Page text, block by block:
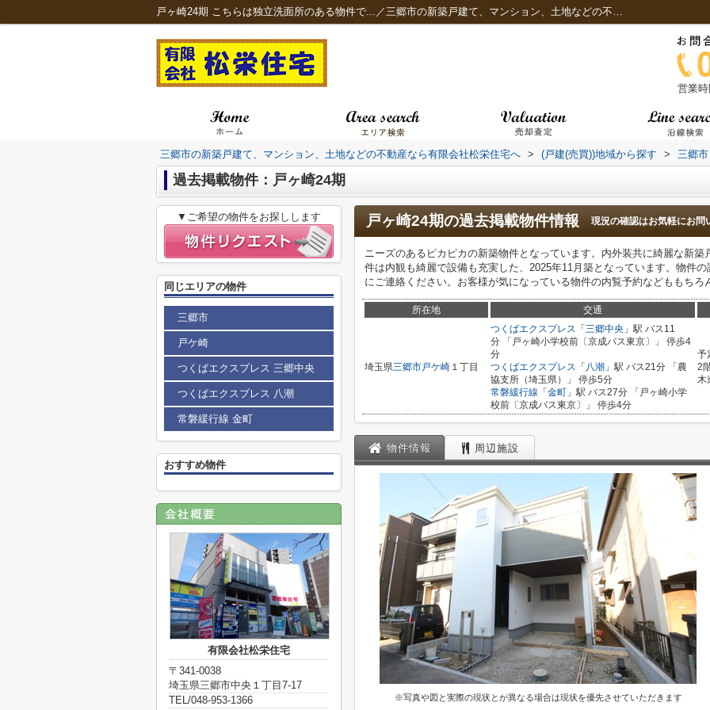
戸ヶ崎24期 こちらは独立洗面所のある物件で...／三郷市の新築戸建て、マンション、土地などの不動産なら有限会社松栄住宅へ
営業
三郷市の新築戸建て、マンション、土地などの不動産なら有限会社松栄住宅へ > (戸建(売買))地域から探す > 三郷市
過去掲載物件：戸ヶ崎24期
戸ヶ崎24期の過去掲載物件情報 現況の確認はお気軽にお問
ニーズのあるピカピカの新築物件となっています。内外装共に綺麗な新
件は内観も綺麗で設備も充実した、2025年11月築となっています。物件
にご連絡ください。お客様が気になっている物件の内覧予約などももちろ
所在地 交通
埼玉県三郷市戸ケ崎 １丁目
つくばエクスプレス 「 三郷中央 」駅 バス11
分 「戸ヶ崎小学校前〔京成バス東京〕」 停歩4
分
つくばエクスプレス 「 八潮 」駅 バス21分 「農
協支所（埼玉県）」 停歩5分
常磐緩行線 「 金町 」駅 バス27分 「戸ヶ崎小学
校前〔京成バス東京〕」 停歩4分
予
2
木
物件情報 周辺施設
※写真や図と実際の現状とが異なる場合は現状を優先させていただきます
▼ご希望の物件をお探しします
同じエリアの物件
三郷市
戸ケ崎
つくばエクスプレス 三郷中央
つくばエクスプレス 八潮
常磐緩行線 金町
おすすめ物件
有限会社松栄住宅
〒341-0038
埼玉県三郷市中央１丁目7-17
TEL/048-953-1366